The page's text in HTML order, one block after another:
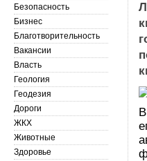
Безопасность
Бизнес
Благотворительность
Вакансии
Власть
Геология
Геодезия
Дороги
ЖКХ
Животные
Здоровье